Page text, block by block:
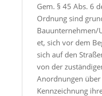
Gem. § 45 Abs. 6
Ordnung sind
Bauunternehmen/
et, sich vor dem
sich auf den
von der
Anordnungen
Kennzeichnung